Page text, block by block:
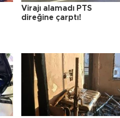
Virajı alamadı PTS
direğine çarptı!